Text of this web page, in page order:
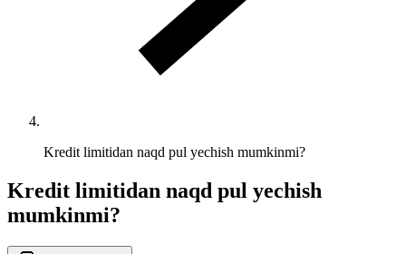
Kredit limitidan naqd pul yechish mumkinmi?
Kredit limitidan naqd pul yechish
mumkinmi?